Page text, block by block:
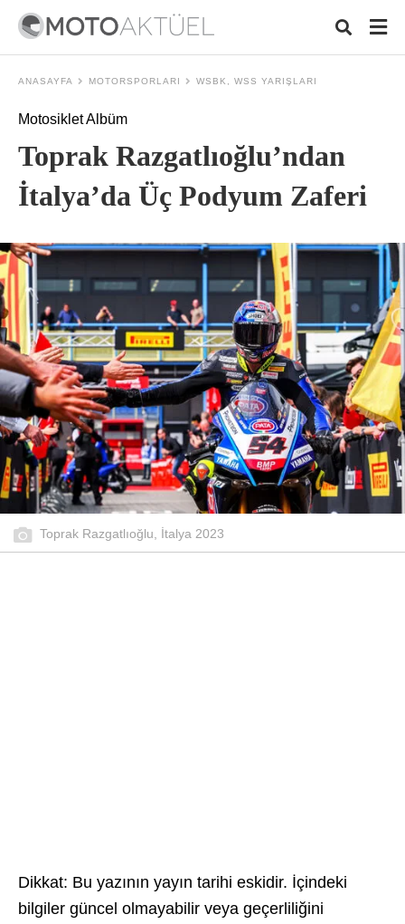
ANASAYFA MOTORSPORLARI WSBK, WSS YARIŞLARI
Motosiklet Albüm
Toprak Razgatlıoğlu’ndan
İtalya’da Üç Podyum Zaferi
Toprak Razgatlıoğlu, İtalya 2023
Dikkat: Bu yazının yayın tarihi eskidir. İçindeki
bilgiler güncel olmayabilir veya geçerliliğini